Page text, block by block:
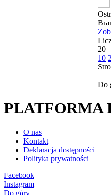
20
10
Do
PLATFORMA
O nas
Kontakt
Deklaracja dostępności
Polityka prywatności
Facebook
Instagram
Do góry